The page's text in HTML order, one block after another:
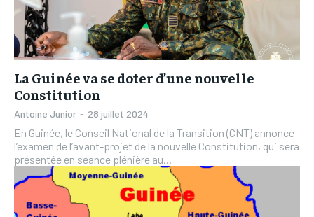
La Guinée va se doter d’une nouvelle
Constitution
Antoine Junior - 28 juillet 2024
En Guinée, le Conseil National de la Transition (CNT) annonce
l’examen de l’avant-projet de la nouvelle Constitution, qui sera
présentée en séance plénière au...